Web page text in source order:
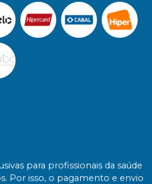
para profissionais da saúde
Por isso, o pagamento e envio